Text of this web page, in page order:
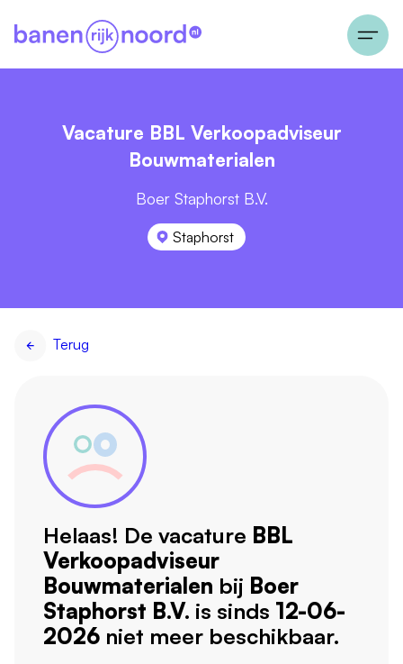
Vacature BBL Verkoopadviseur
Bouwmaterialen
Boer Staphorst B.V.
Staphorst
Terug
Helaas! De vacature BBL
Verkoopadviseur
Bouwmaterialen bij Boer
Staphorst B.V. is sinds 12-06-
2026 niet meer beschikbaar.